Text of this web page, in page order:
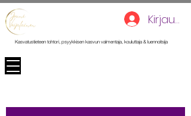
Kasvatustieteen tohtori, psyykkisen kasvun valmentaja, kouluttaja & luennoitsija
Kirjaudu